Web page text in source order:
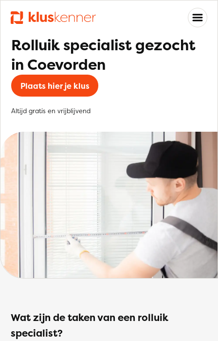
Rolluik specialist gezocht
in Coevorden
Plaats hier je klus
Altijd gratis en vrijblijvend
Wat zijn de taken van een rolluik
specialist?